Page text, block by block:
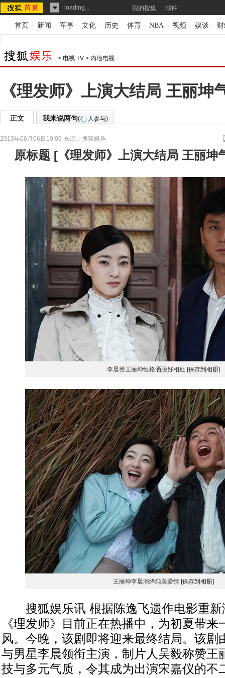
loading... 我的搜狐 邮件
首页 - 新闻 - 军事 - 文化 - 历史 - 体育 - NBA - 视频 - 娱谈 -
> 电视 TV > 内地电视
《理发师》上演大结局 王丽坤
正文 我来说两句( 人参与)
2013年06月06日10:09 来源： 搜狐娱乐
原标题 [ 《理发师》上演大结局 王丽坤
李晨赞王丽坤性格洒脱好相处 [保存到相册]
王丽坤李晨演绎纯美爱情 [保存到相册]
搜狐娱乐讯 根据陈逸飞遗作电影重新
《理发师》目前正在热播中，为初夏带来
风。今晚，该剧即将迎来最终结局。该剧
与男星李晨领衔主演，制片人吴毅称赞王
技与多元气质，令其成为出演宋嘉仪的不